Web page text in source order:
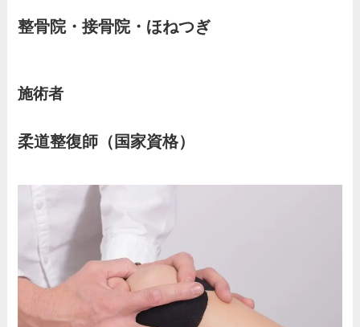
整骨院・接骨院・ほねつぎ
施術者
柔道整復師（国家資格）